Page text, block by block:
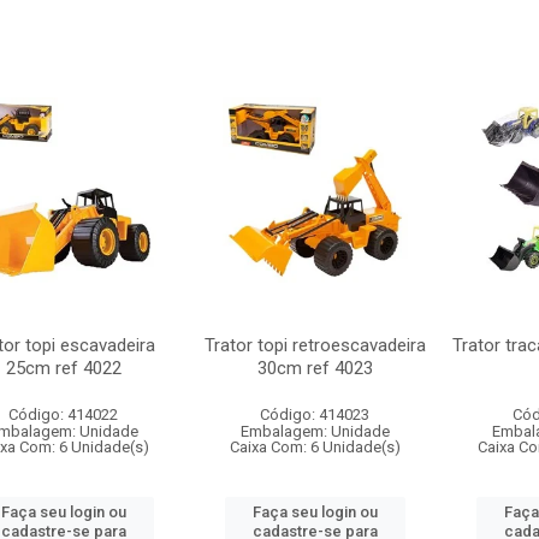
topi escavadeira
25cm ref 4022
Código: 414022
Unidade
Com: 6 Unidade(s)
Faça seu login ou
cadastre-se para
Trator topi retroescavadeira
30cm ref 4023
Código: 414023
Embalagem: Unidade
Caixa Com: 6 Unidade(s)
Faça seu login ou
cadastre-se para
Trator
Caixa